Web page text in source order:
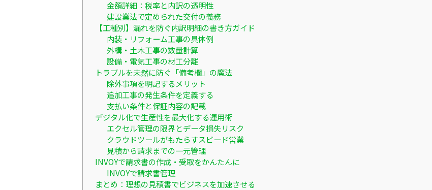
金額詳細：税率と内訳の透明性
建設業法で定められた交付の義務
【工種別】漏れを防ぐ内訳明細の書き方ガイド
内装・リフォーム工事の具体例
外構・土木工事の数量計算
設備・電気工事の材工分離
トラブルを未然に防ぐ「備考欄」の魔法
除外事項を明記するメリット
追加工事の発生条件を定義する
支払い条件と保証内容の記載
デジタル化で生産性を最大化する運用術
エクセル管理の限界とデータ損失リスク
クラウドツールがもたらすスピード営業
見積から請求までの一元管理
INVOYで請求書の作成・受取をかんたんに
INVOYで請求書管理
まとめ：理想の見積書でビジネスを加速させる